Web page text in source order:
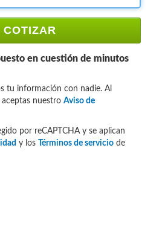
COTIZAR
en cuestión de minutos
tu información con nadie. Al
nuestro Aviso de
por reCAPTCHA y se aplican
y los Términos de servicio de